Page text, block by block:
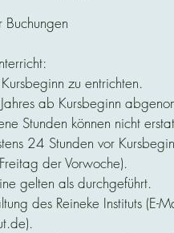
Buchungen
zu entrichten.
ab Kursbeginn
Stunden können nicht
24 Stunden vor
der Vorwoche).
gelten als durchgeführt.
des Reineke Instituts (E-